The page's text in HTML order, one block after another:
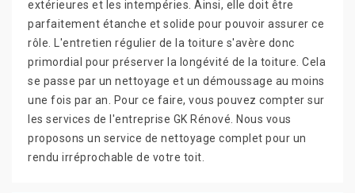
extérieures et les intempéries. Ainsi, elle doit être
parfaitement étanche et solide pour pouvoir assurer ce
rôle. L'entretien régulier de la toiture s'avère donc
primordial pour préserver la longévité de la toiture. Cela
se passe par un nettoyage et un démoussage au moins
une fois par an. Pour ce faire, vous pouvez compter sur
les services de l'entreprise GK Rénové. Nous vous
proposons un service de nettoyage complet pour un
rendu irréprochable de votre toit.